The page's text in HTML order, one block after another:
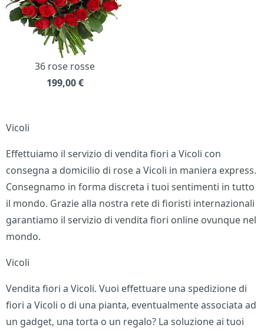
36 rose rosse
199,00 €
Vicoli
Effettuiamo il servizio di vendita fiori a Vicoli con
consegna a domicilio di rose a Vicoli in maniera express.
Consegnamo in forma discreta i tuoi sentimenti in tutto
il mondo. Grazie alla nostra rete di fioristi internazionali
garantiamo il servizio di vendita fiori online ovunque nel
mondo.
Vicoli
Vendita fiori a Vicoli. Vuoi effettuare una spedizione di
fiori a Vicoli o di una pianta, eventualmente associata ad
un gadget, una torta o un regalo? La soluzione ai tuoi